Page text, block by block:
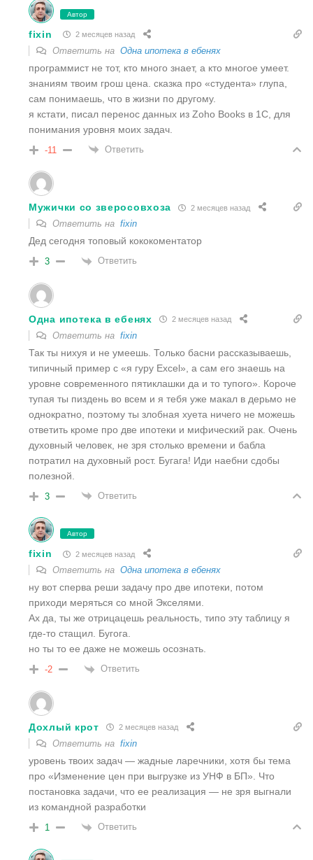
Автор
fixin 2 месяцев назад
Ответить на Одна ипотека в ебенях
программист не тот, кто много знает, а кто многое умеет.
знаниям твоим грош цена. сказка про «студента» глупа,
сам понимаешь, что в жизни по другому.
я кстати, писал перенос данных из Zoho Books в 1C, для
понимания уровня моих задач.
-11 Ответить
Мужички со зверосовхоза 2 месяцев назад
Ответить на fixin
Дед сегодня топовый кококоментатор
3 Ответить
Одна ипотека в ебенях 2 месяцев назад
Ответить на fixin
Так ты нихуя и не умеешь. Только басни рассказываешь,
типичный пример с «я гуру Excel», а сам его знаешь на
уровне современного пятиклашки да и то тупого». Короче
тупая ты пиздень во всем и я тебя уже макал в дерьмо не
однократно, поэтому ты злобная хуета ничего не можешь
ответить кроме про две ипотеки и мифический рак. Очень
духовный человек, не зря столько времени и бабла
потратил на духовный рост. Бугага! Иди наебни сдобы
полезной.
3 Ответить
Автор
fixin 2 месяцев назад
Ответить на Одна ипотека в ебенях
ну вот сперва реши задачу про две ипотеки, потом
приходи меряться со мной Экселями.
Ах да, ты же отрицацешь реальность, типо эту таблицу я
где-то стащил. Бугога.
но ты то ее даже не можешь осознать.
-2 Ответить
Дохлый крот 2 месяцев назад
Ответить на fixin
уровень твоих задач — жадные ларечники, хотя бы тема
про «Изменение цен при выгрузке из УНФ в БП». Что
постановка задачи, что ее реализация — не зря выгнали
из командной разработки
1 Ответить